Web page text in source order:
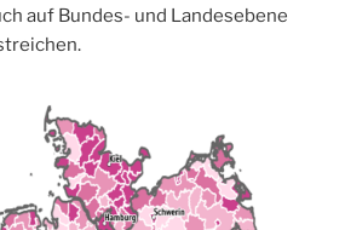
auf Bundes- und Landesebene